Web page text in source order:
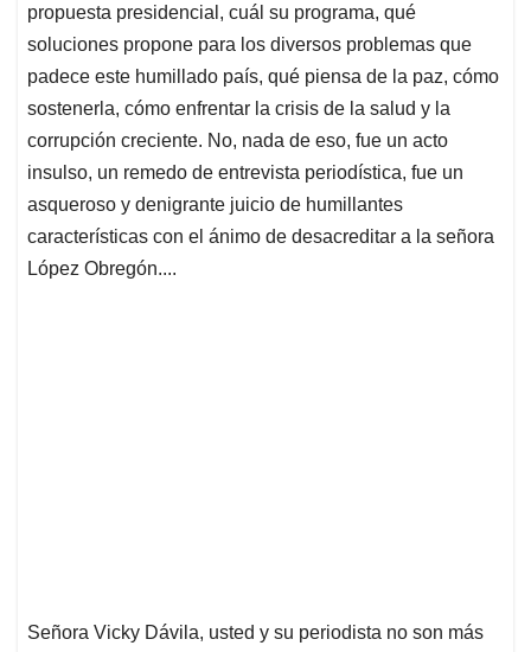
propuesta presidencial, cuál su programa, qué
soluciones propone para los diversos problemas que
padece este humillado país, qué piensa de la paz, cómo
sostenerla, cómo enfrentar la crisis de la salud y la
corrupción creciente. No, nada de eso, fue un acto
insulso, un remedo de entrevista periodística, fue un
asqueroso y denigrante juicio de humillantes
características con el ánimo de desacreditar a la señora
López Obregón....
Señora Vicky Dávila, usted y su periodista no son más